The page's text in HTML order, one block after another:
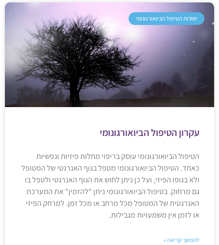
יסודות הטיפול הביואורגונומי
עקרון הטיפול הביואורגונומי
הטיפול הביואורגונומי עוסק בריפוי מחלות פיזיות ונפשיות
כאחד. הטיפול הביואורגונומי מטפל בגוף האנרגטי של המטופל
ולא בגופו הפיזי, ועל כן ניתן לחוש את הגוף האנרגטי ולטפל בו
גם מרחוק. בטיפול הביואורגונומי ניתן “להזמין” את המערכת
האנרגטית של המטופל מכל מרחב או מכל זמן. למרחק הפיזי
או לזמן אין משמעויות מגבילות.
להמשך קריאה »